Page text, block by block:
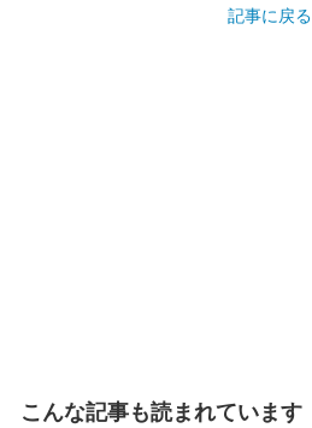
記事に戻る
こんな記事も読まれています